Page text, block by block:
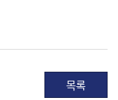
목록